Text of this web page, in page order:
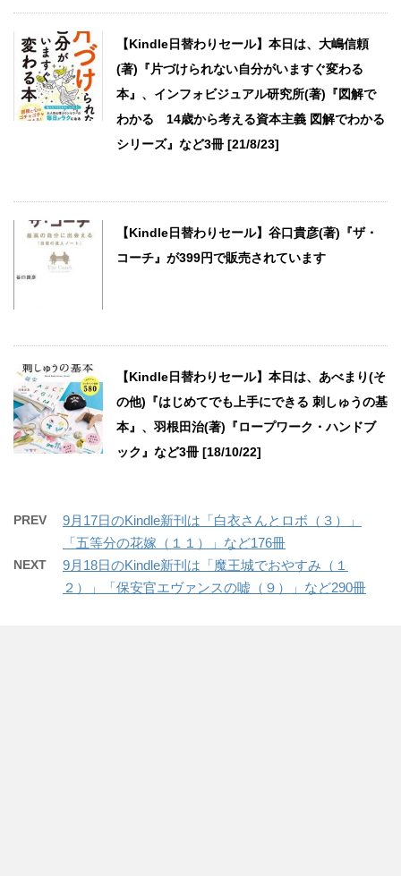
【Kindle日替わりセール】本日は、大嶋信頼
(著)『片づけられない自分がいますぐ変わる
本』、インフォビジュアル研究所(著)『図解で
わかる 14歳から考える資本主義 図解でわかる
シリーズ』など3冊 [21/8/23]
【Kindle日替わりセール】谷口貴彦(著)『ザ・
コーチ』が399円で販売されています
【Kindle日替わりセール】本日は、あべまり(そ
の他)『はじめてでも上手にできる 刺しゅうの基
本』、羽根田治(著)『ロープワーク・ハンドブ
ック』など3冊 [18/10/22]
PREV
9月17日のKindle新刊は「白衣さんとロボ（３）」
「五等分の花嫁（１１）」など176冊
NEXT
9月18日のKindle新刊は「魔王城でおやすみ（１
２）」「保安官エヴァンスの嘘（９）」など290冊